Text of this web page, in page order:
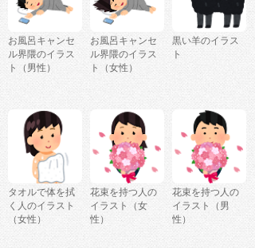
お風呂キャンセ
ル界隈のイラス
ト（男性）
お風呂キャンセ
ル界隈のイラス
ト（女性）
黒い羊のイラス
ト
タオルで体を拭
く人のイラスト
（女性）
花束を持つ人の
イラスト（女
性）
花束を持つ人の
イラスト（男
性）